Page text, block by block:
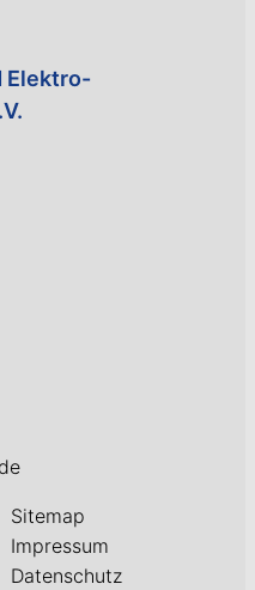
Elektro-
Sitemap
Impressum
Datenschutz